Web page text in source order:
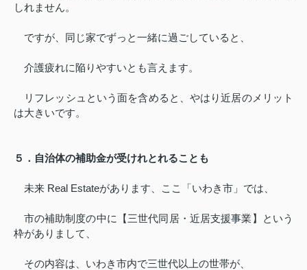
しれません。
ですが、同じ家でずっと一緒に過ごしていると、
介護疲れに陥りやすいとも言えます。
リフレッシュという面を含めると、やはり近居のメリット
は大きいです。
５．自治体の補助金が受けれとれることも
未来Real Estateがあります、ここ「いわき市」では、
市の補助制度の中に【三世代同居・近居支援事業】という
枠がありまして、
その内容は、いわき市内で三世代以上の世帯が、